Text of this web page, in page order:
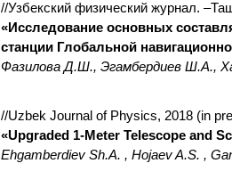
//Узбекский физический журнал.
«Исследование основных
станции Глобальной
Фазилова Д.Ш., Эгамбердиев Ш.А.,
//Uzbek Journal of Physics, 2018 (in
«Upgraded 1-Meter Telescope and
Ehgamberdiev Sh.A. , Hojaev A.S. ,